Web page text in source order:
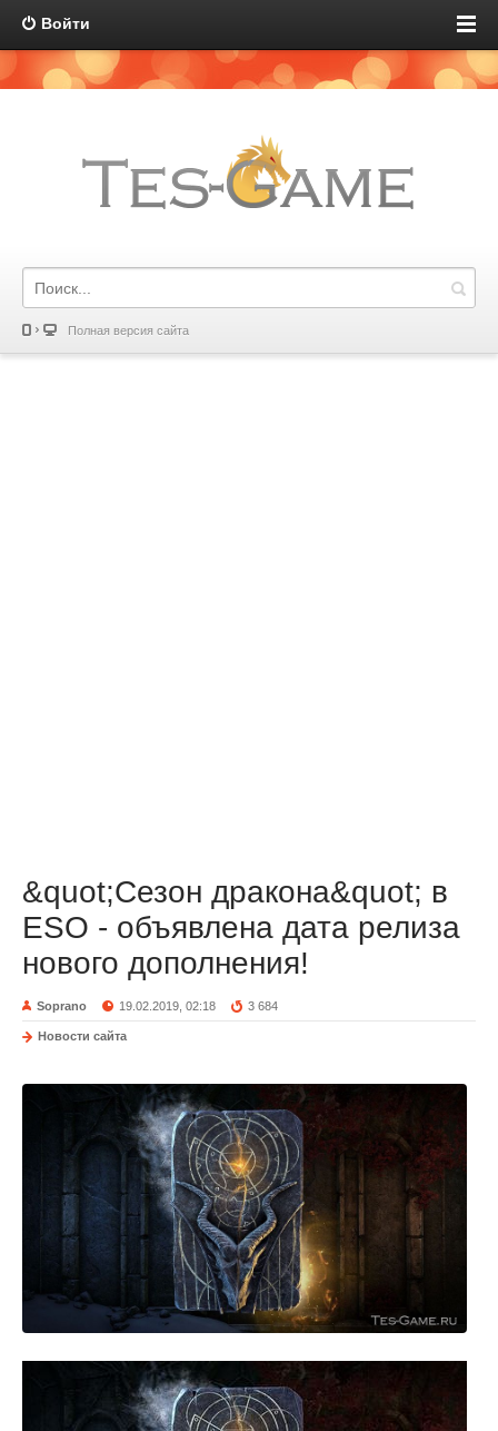
Войти
Полная версия сайта
&quot;Сезон дракона&quot; в
ESO - объявлена дата релиза
нового дополнения!
Soprano 19.02.2019, 02:18 3 684
Новости сайта